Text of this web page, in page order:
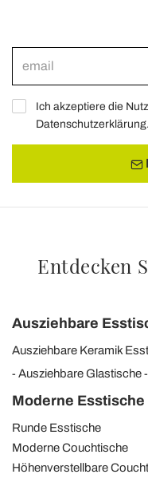
Ich akzeptiere die
Entdecken
Ausziehbare
Ausziehbare Keramik
Ausziehbare Glastische
Moderne Esstische
Runde Esstische
Moderne Couchtische
Höhenverstellbare